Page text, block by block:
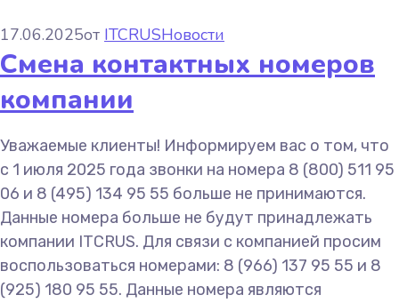
17.06.2025от ITCRUSНовости
Смена контактных номеров
компании
Уважаемые клиенты! Информируем вас о том, что
с 1 июля 2025 года звонки на номера 8 (800) 511 95
06 и 8 (495) 134 95 55 больше не принимаются.
Данные номера больше не будут принадлежать
компании ITCRUS. Для связи с компанией просим
воспользоваться номерами: 8 (966) 137 95 55 и 8
(925) 180 95 55. Данные номера являются